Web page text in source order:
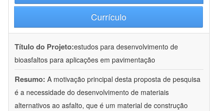
Currículo
Título do Projeto:estudos para desenvolvimento de
bioasfaltos para aplicações em pavimentação
Resumo: A motivação principal desta proposta de pesquisa
é a necessidade do desenvolvimento de materiais
alternativos ao asfalto, que é um material de construção